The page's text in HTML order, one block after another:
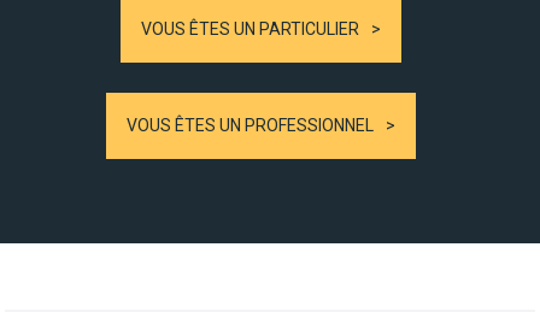
VOUS ÊTES UN PARTICULIER
VOUS ÊTES UN PROFESSIONNEL